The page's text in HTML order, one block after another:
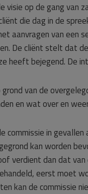
visie op de gang van
die dag in de
aanvragen van een
De cliënt stelt dat
heeft bejegend. De
van de
en wat over en
commissie in
kan worden
verdient dan dat
eerst moet
kan de commissie